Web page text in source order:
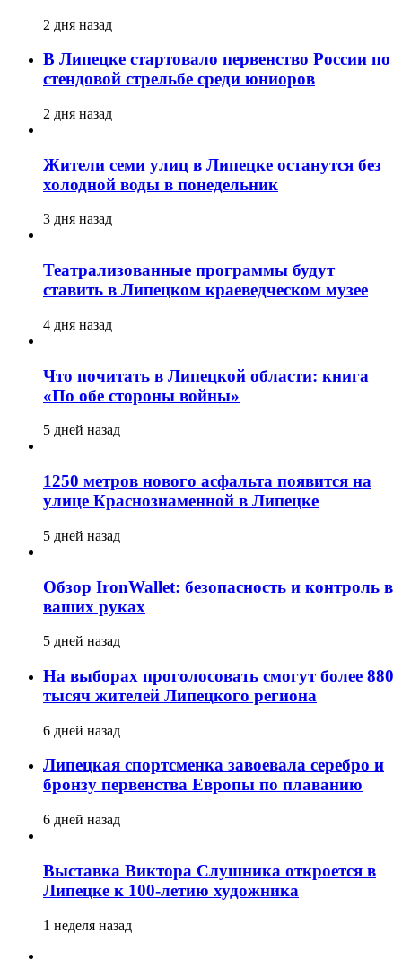
2 дня назад
В Липецке стартовало первенство России по
стендовой стрельбе среди юниоров
2 дня назад
Жители семи улиц в Липецке останутся без
холодной воды в понедельник
3 дня назад
Театрализованные программы будут
ставить в Липецком краеведческом музее
4 дня назад
Что почитать в Липецкой области: книга
«По обе стороны войны»
5 дней назад
1250 метров нового асфальта появится на
улице Краснознаменной в Липецке
5 дней назад
Обзор IronWallet: безопасность и контроль в
ваших руках
5 дней назад
На выборах проголосовать смогут более 880
тысяч жителей Липецкого региона
6 дней назад
Липецкая спортсменка завоевала серебро и
бронзу первенства Европы по плаванию
6 дней назад
Выставка Виктора Слушника откроется в
Липецке к 100-летию художника
1 неделя назад